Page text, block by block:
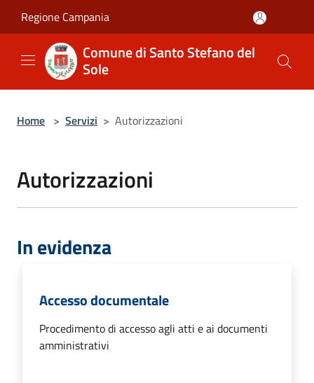
Regione Campania
Comune di Santo Stefano del
Sole
Home > Servizi > Autorizzazioni
Autorizzazioni
In evidenza
Accesso documentale
Procedimento di accesso agli atti e ai documenti
amministrativi